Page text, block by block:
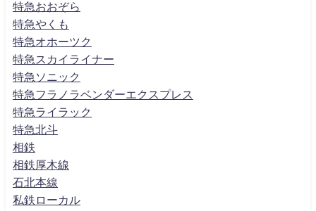
特急おおぞら
特急やくも
特急オホーツク
特急スカイライナー
特急ソニック
特急フラノラベンダーエクスプレス
特急ライラック
特急北斗
相鉄
相鉄厚木線
石北本線
私鉄ローカル